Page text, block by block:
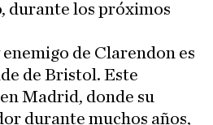
durante los próximos
de Clarendon es
de Bristol. Este
Madrid, donde su
durante muchos años,